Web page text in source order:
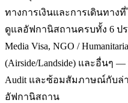
ทางการเงินและการเดินทาง
ดูแลอัฟกานิสถานครบทั้ง 6 ประ
Media Visa, NGO /
(Airside/Landside) และอื่นๆ
Audit และซ้อมสัมภาษณ์กับล่
อัฟกานิสถาน